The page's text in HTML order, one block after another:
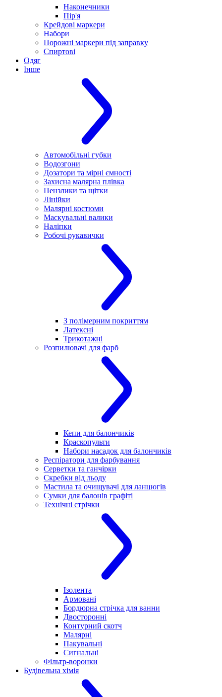
Наконечники
Пір'я
Крейдові маркери
Набори
Порожні маркери під заправку
Спиртові
Одяг
Інше
Автомобільні губки
Водозгони
Дозатори та мірні ємності
Захисна малярна плівка
Пензлики та щітки
Лінійки
Малярні костюми
Маскувальні валики
Наліпки
Робочі рукавички
З полімерним покриттям
Латексні
Трикотажні
Розпилювачі для фарб
Кепи для балончиків
Краскопульти
Набори насадок для балончиків
Респіратори для фарбування
Серветки та ганчірки
Скребки від льоду
Мастила та очищувачі для ланцюгів
Сумки для балонів графіті
Технічні стрічки
Ізолента
Армовані
Бордюрна стрічка для ванни
Двосторонні
Контурний скотч
Малярні
Пакувальні
Сигнальні
Фільтр-воронки
Будівельна хімія